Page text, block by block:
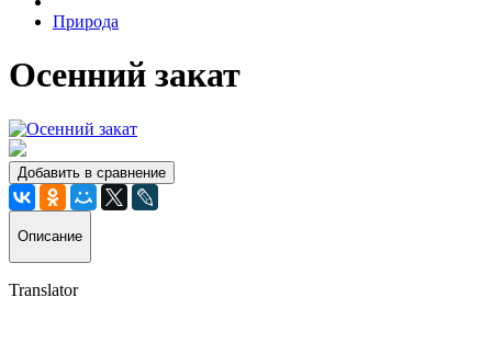
Природа
Осенний закат
Добавить в сравнение
Описание
Translator